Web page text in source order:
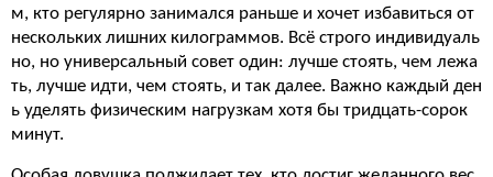
м, кто регулярно занимался раньше и хочет избавиться от
нескольких лишних килограммов. Всё строго индивидуаль
но, но универсальный совет один: лучше стоять, чем лежа
ть, лучше идти, чем стоять, и так далее. Важно каждый ден
ь уделять физическим нагрузкам хотя бы тридцать-сорок
минут.